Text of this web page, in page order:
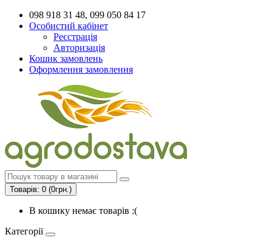
098 918 31 48, 099 050 84 17
Особистий кабінет
Реєстрація
Авторизація
Кошик замовлень
Оформлення замовлення
Товарів: 0 (0грн.)
В кошику немає товарів :(
Категорії